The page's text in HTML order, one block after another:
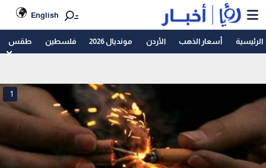
English
الرئيسية أسعار الذهب الأردن مونديال 2026 فلسطين طقس
1